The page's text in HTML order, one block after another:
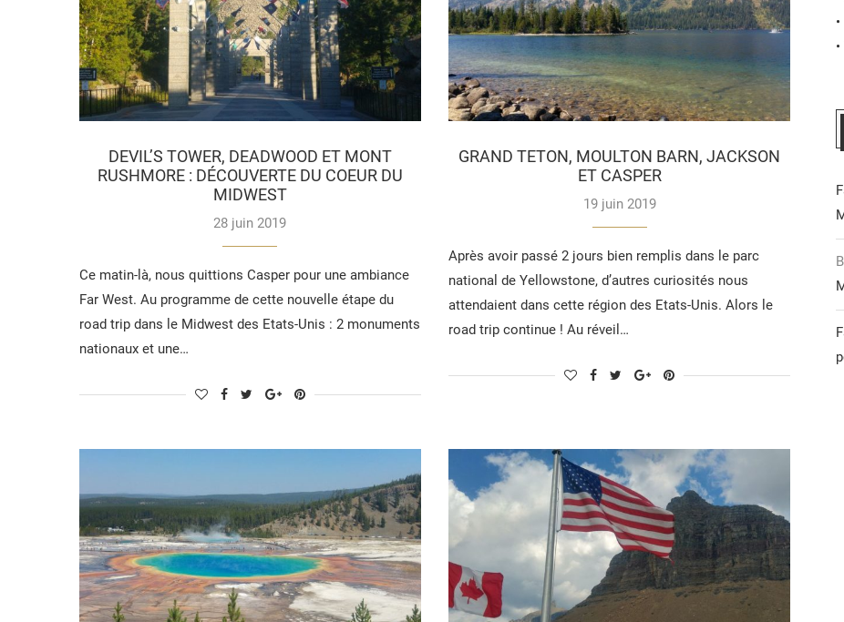
DEVIL’S TOWER, DEADWOOD ET MONT
RUSHMORE : DÉCOUVERTE DU COEUR DU
MIDWEST
28 juin 2019
Ce matin-là, nous quittions Casper pour une ambiance
Far West. Au programme de cette nouvelle étape du
road trip dans le Midwest des Etats-Unis : 2 monuments
nationaux et une…
GRAND TETON, MOULTON BARN, JACKSON
ET CASPER
19 juin 2019
Après avoir passé 2 jours bien remplis dans le parc
national de Yellowstone, d’autres curiosités nous
attendaient dans cette région des Etats-Unis. Alors le
road trip continue ! Au réveil…
•
•